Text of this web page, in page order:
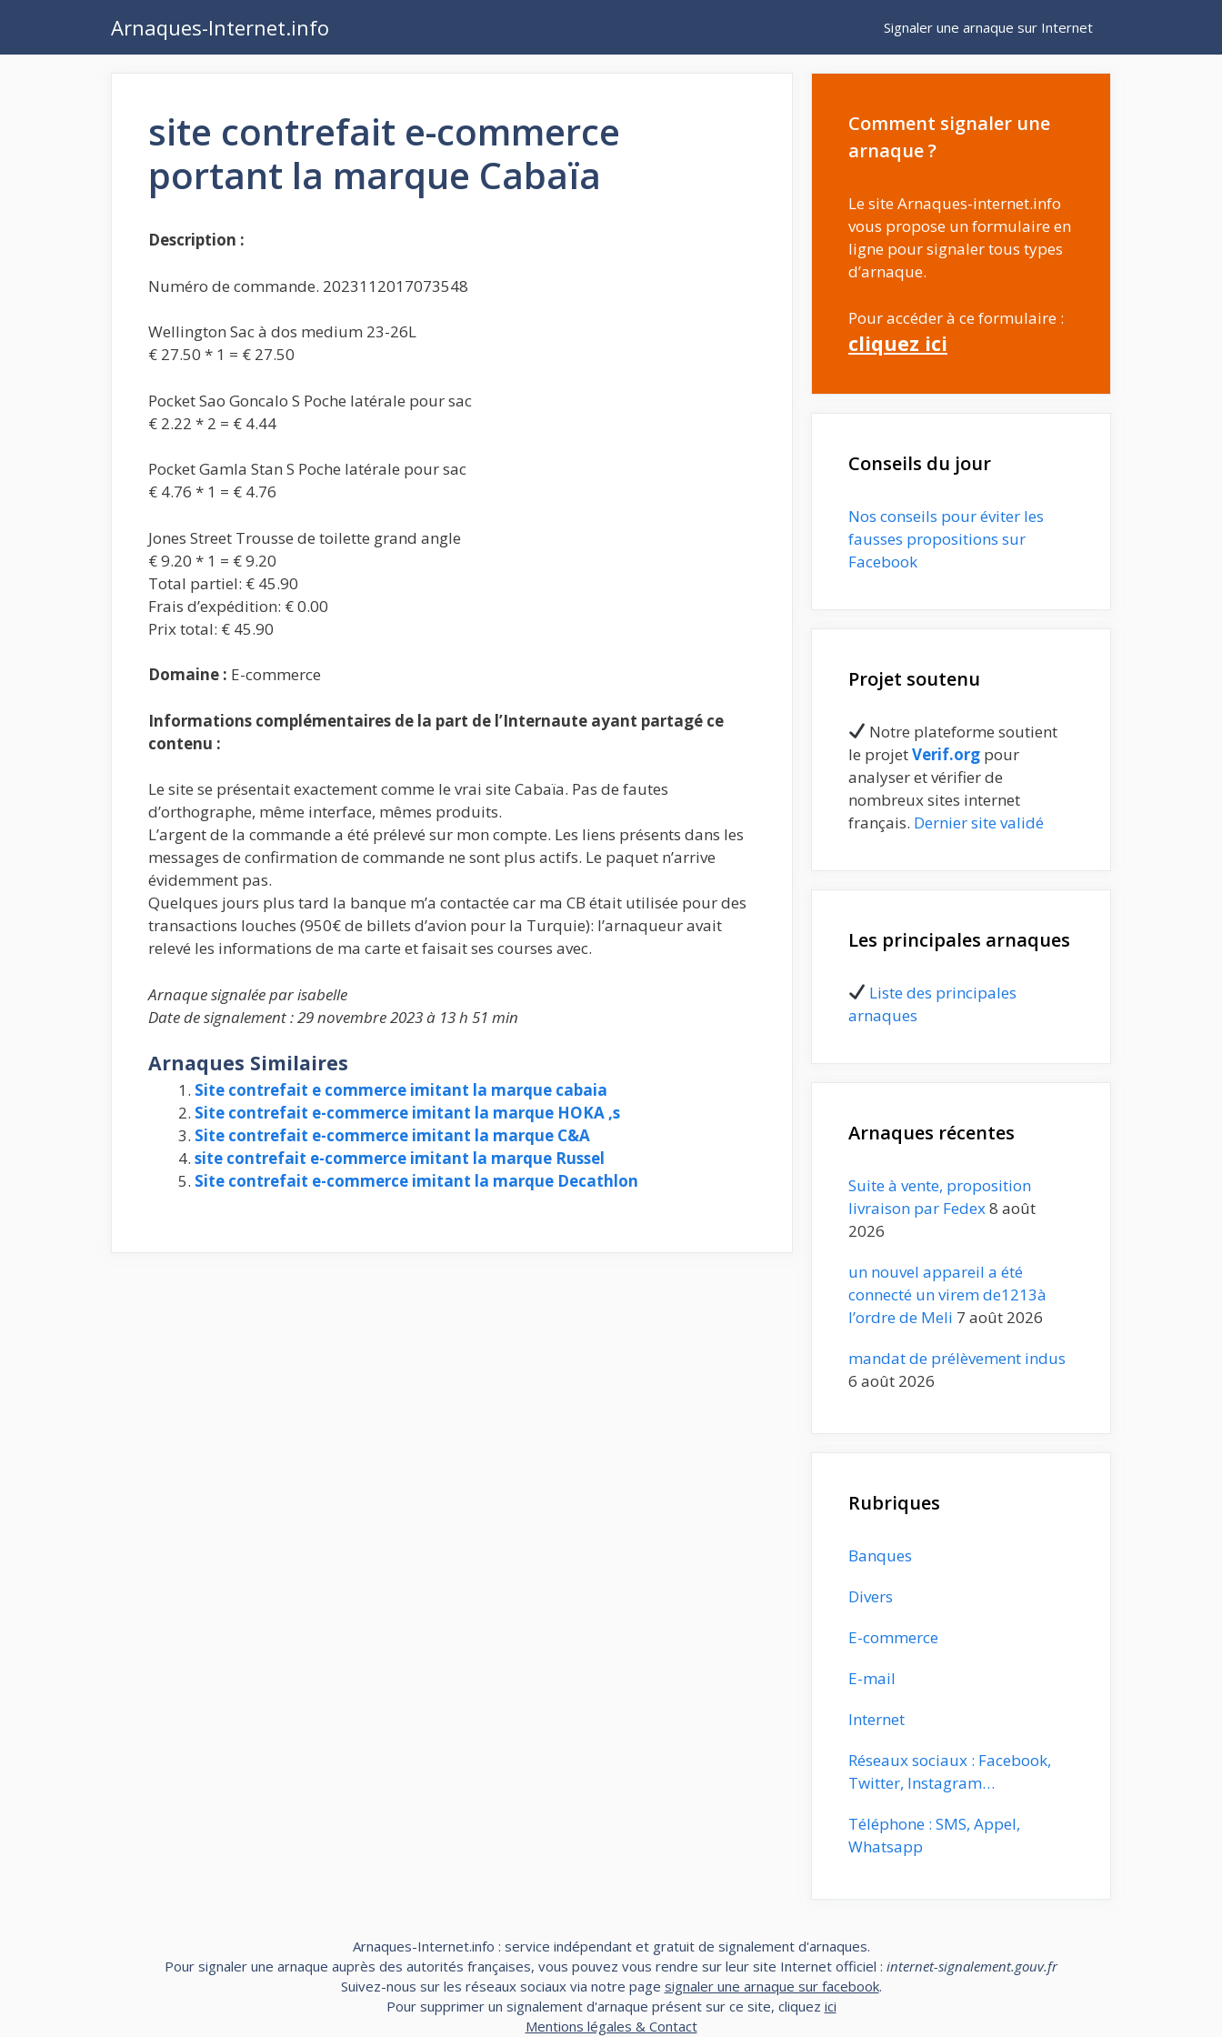
contenu
Arnaques-Internet.info Signaler une arnaque sur Internet
site contrefait e-commerce
portant la marque Cabaïa
Description :
Numéro de commande. 2023112017073548
Wellington Sac à dos medium 23-26L
€ 27.50 * 1 = € 27.50
Pocket Sao Goncalo S Poche latérale pour sac
€ 2.22 * 2 = € 4.44
Pocket Gamla Stan S Poche latérale pour sac
€ 4.76 * 1 = € 4.76
Jones Street Trousse de toilette grand angle
€ 9.20 * 1 = € 9.20
Total partiel: € 45.90
Frais d’expédition: € 0.00
Prix total: € 45.90
Domaine : E-commerce
Informations complémentaires de la part de l’Internaute ayant partagé ce
contenu :
Le site se présentait exactement comme le vrai site Cabaïa. Pas de fautes
d’orthographe, même interface, mêmes produits.
L’argent de la commande a été prélevé sur mon compte. Les liens présents dans les
messages de confirmation de commande ne sont plus actifs. Le paquet n’arrive
évidemment pas.
Quelques jours plus tard la banque m’a contactée car ma CB était utilisée pour des
transactions louches (950€ de billets d’avion pour la Turquie): l’arnaqueur avait
relevé les informations de ma carte et faisait ses courses avec.
Arnaque signalée par isabelle
Date de signalement : 29 novembre 2023 à 13 h 51 min
Arnaques Similaires
Site contrefait e commerce imitant la marque cabaia
Site contrefait e-commerce imitant la marque HOKA ,s
Site contrefait e-commerce imitant la marque C&A
site contrefait e-commerce imitant la marque Russel
Site contrefait e-commerce imitant la marque Decathlon
Comment signaler une
arnaque ?
Le site Arnaques-internet.info
vous propose un formulaire en
ligne pour signaler tous types
d’arnaque.
Pour accéder à ce formulaire :
cliquez ici
Conseils du jour
Nos conseils pour éviter les
fausses propositions sur
Facebook
Projet soutenu
Notre plateforme soutient
le projetVerif.org pour
analyser et vérifier de
nombreux sites internet
français. Dernier site validé
Les principales arnaques
Liste des principales
arnaques
Arnaques récentes
Suite à vente, proposition
livraison par Fedex8 août
2026
un nouvel appareil a été
connecté un virem de1213à
l’ordre de Meli 7 août 2026
mandat de prélèvement indus
6 août 2026
Rubriques
Banques
Divers
E-commerce
E-mail
Internet
Réseaux sociaux : Facebook,
Twitter, Instagram…
Téléphone : SMS, Appel,
Whatsapp
Arnaques-Internet.info : service indépendant et gratuit de signalement d'arnaques.
Pour signaler une arnaque auprès des autorités françaises, vous pouvez vous rendre sur leur site Internet officiel : internet-signalement.gouv.fr
Suivez-nous sur les réseaux sociaux via notre page signaler une arnaque sur facebook.
Pour supprimer un signalement d'arnaque présent sur ce site, cliquez ici
Mentions légales & Contact